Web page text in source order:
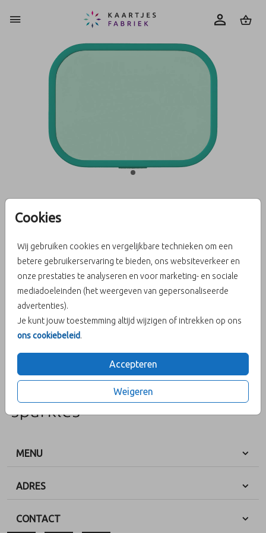
Cookies
Wij gebruiken cookies en vergelijkbare technieken om een
betere gebruikerservaring te bieden, ons websiteverkeer en
onze prestaties te analyseren en voor marketing- en sociale
mediadoeleinden (het weergeven van gepersonaliseerde
advertenties).
Je kunt jouw toestemming altijd wijzigen of intrekken op ons
ons cookiebeleid.
Accepteren
Weigeren
Mepal lunchbox Campus
DEKSELRAND - cool mint
Helaas is dit product tijdelijk uitverkocht!
Heb je vragen? Neem dan contact met ons op.
OMSCHRIJVING
Prijs:€ 0,00 per 1 Losse onderdelen
MENU
ADRES
CONTACT